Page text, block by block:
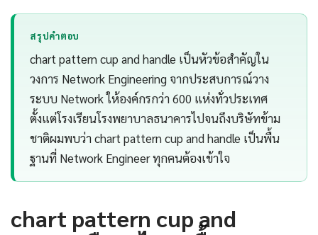
สรุปคำตอบ
chart pattern cup and handle เป็นหัวข้อสำคัญใน
วงการ Network Engineering จากประสบการณ์วาง
ระบบ Network ให้องค์กรกว่า 600 แห่งทั่วประเทศ
ตั้งแต่โรงเรียนโรงพยาบาลธนาคารไปจนถึงบริษัทข้าม
ชาติผมพบว่า chart pattern cup and handle เป็นพื้น
ฐานที่ Network Engineer ทุกคนต้องเข้าใจ
chart pattern cup and